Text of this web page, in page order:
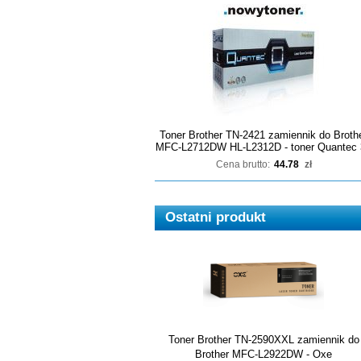
Toner Brother TN-2421 zamiennik do
MFC-L2712DW HL-L2312D - toner Quantec
Cena brutto: 44.78 zł
Ostatni produkt
Toner Brother TN-2590XXL zamiennik do
Brother MFC-L2922DW - Oxe